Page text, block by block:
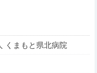
くまもと県北病院